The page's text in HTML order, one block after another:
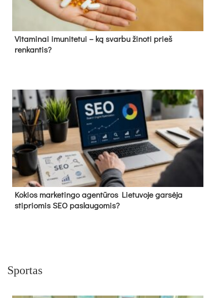
Vitaminai imunitetui – ką svarbu žinoti prieš
renkantis?
Kokios marketingo agentūros Lietuvoje garsėja
stipriomis SEO paslaugomis?
Sportas